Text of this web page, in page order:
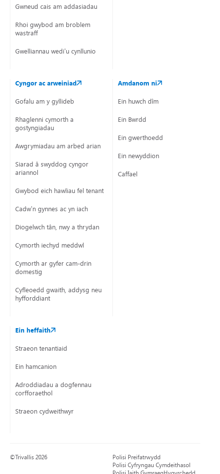
Gwneud cais am addasiadau
Rhoi gwybod am broblem
wastraff
Gwelliannau wedi’u cynllunio
Cyngor ac arweiniad
Gofalu am y gyllideb
Rhaglenni cymorth a
gostyngiadau
Awgrymiadau am arbed arian
Siarad â swyddog cyngor
ariannol
Gwybod eich hawliau fel tenant
Cadw’n gynnes ac yn iach
Diogelwch tân, nwy a thrydan
Cymorth iechyd meddwl
Cymorth ar gyfer cam-drin
domestig
Cyfleoedd gwaith, addysg neu
hyfforddiant
Amdanom ni
Ein huwch dîm
Ein Bwrdd
Ein gwerthoedd
Ein newyddion
Caffael
Ein heffaith
Straeon tenantiaid
Ein hamcanion
Adroddiadau a dogfennau
corfforaethol
Straeon cydweithwyr
©Trivallis 2026
Polisi Preifatrwydd
Polisi Cyfryngau Cymdeithasol